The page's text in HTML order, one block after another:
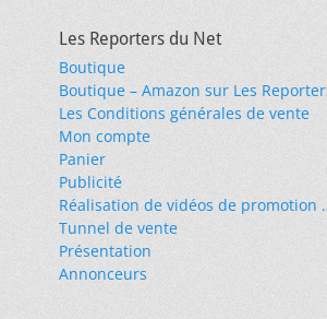
Les Reporters du Net
Boutique
Boutique – Amazon sur Les
Les Conditions générales de vente
Mon compte
Panier
Publicité
Réalisation de vidéos de promotion
Tunnel de vente
Présentation
Annonceurs